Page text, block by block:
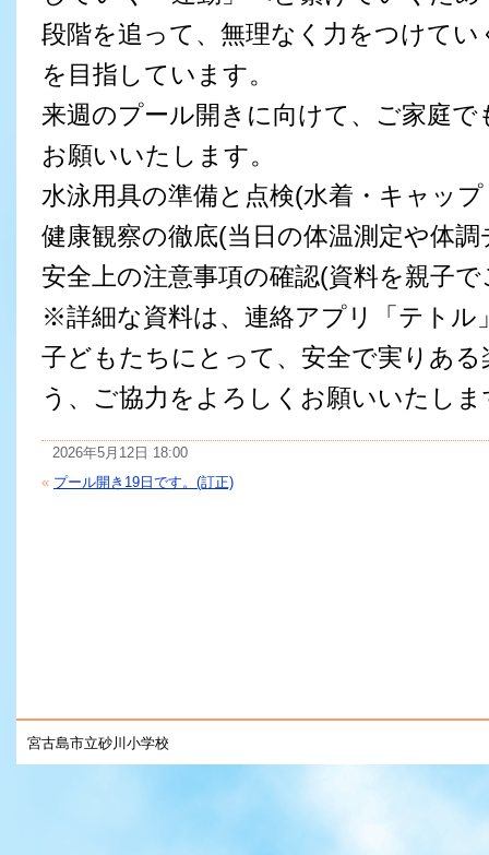
段階を追って、無理なく力をつけてい
を目指しています。
来週のプール開きに向けて、ご家庭
お願いいたします。
水泳用具の準備と点検(水着・キャッ
健康観察の徹底(当日の体温測定や体
安全上の注意事項の確認(資料を親子
※詳細な資料は、連絡アプリ「テトル
子どもたちにとって、安全で実りあ
う、ご協力をよろしくお願いいたしま
2026年5月12日 18:00
« プール開き19日です。(訂正)
宮古島市立砂川小学校